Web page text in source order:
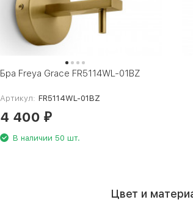
Бра Freya Grace FR5114WL-01BZ
Артикул: FR5114WL-01BZ
4 400 ₽
В наличии 50 шт.
Цвет и